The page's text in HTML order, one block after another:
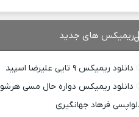
ریمیکس های جدید
دانلود ریمیکس ۹ تایی علیرضا اسپید
دانلود ریمیکس دواره حال مسی هرشو
فرهاد جهانگیری